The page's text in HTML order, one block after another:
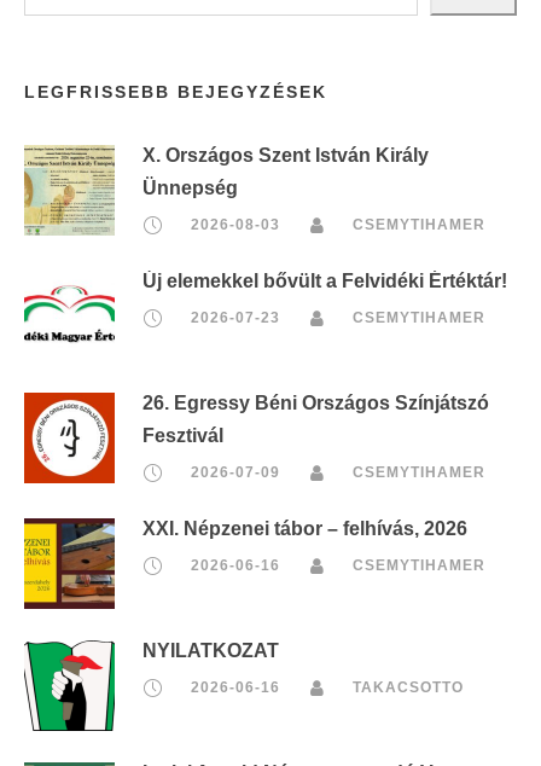
LEGFRISSEBB BEJEGYZÉSEK
X. Országos Szent István Király
Ünnepség
2026-08-03 CSEMYTIHAMER
Új elemekkel bővült a Felvidéki Értéktár!
2026-07-23 CSEMYTIHAMER
26. Egressy Béni Országos Színjátszó
Fesztivál
2026-07-09 CSEMYTIHAMER
XXI. Népzenei tábor – felhívás, 2026
2026-06-16 CSEMYTIHAMER
NYILATKOZAT
2026-06-16 TAKACSOTTO